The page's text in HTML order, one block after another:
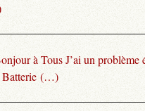
à Tous J’ai un problème
Batterie (…)